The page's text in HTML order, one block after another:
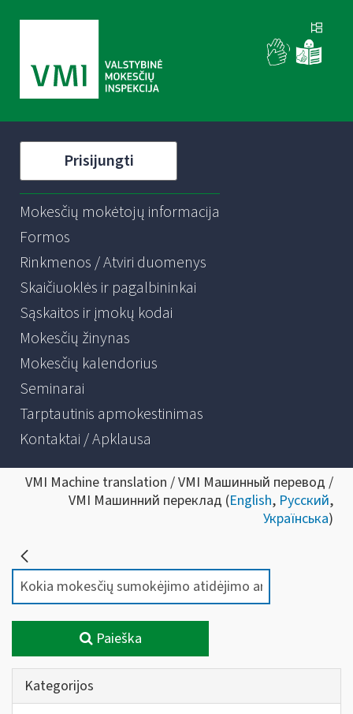
Prisijungti
Mokesčių mokėtojų informacija
Formos
Rinkmenos / Atviri duomenys
Skaičiuoklės ir pagalbininkai
Sąskaitos ir įmokų kodai
Mokesčių žinynas
Mokesčių kalendorius
Seminarai
Tarptautinis apmokestinimas
Kontaktai / Apklausa
VMI Machine translation / VMI Машинный перевод /
VMI Машинний переклад (English, Русский,
Українська)
Paieška
Kategorijos